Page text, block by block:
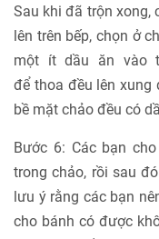
Sau khi đã trộn xong,
lên trên bếp, chọn ở
một ít dầu ăn vào
để thoa đều lên xung
bề mặt chảo đều có
Bước 6: Các bạn
trong chảo, rồi sau
lưu ý rằng các bạn
cho bánh có được